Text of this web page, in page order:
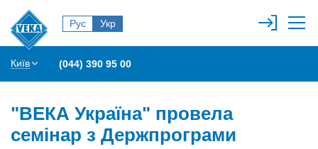
Рус Укр
Київ (044) 390 95 00
"ВЕКА Україна" провела
семінар з Держпрограми